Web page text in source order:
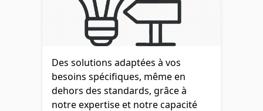
Des solutions adaptées à vos
besoins spécifiques, même en
dehors des standards, grâce à
notre expertise et notre capacité